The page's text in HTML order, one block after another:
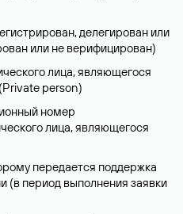
делегирован или
или не верифицирован)
лица, являющегося
person)
номер
лица, являющегося
передается поддержка
(в период выполнения заявки